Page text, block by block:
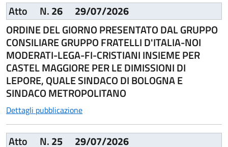
Atto N.26
29/07/2026
ORDINE DEL GIORNO PRESENTATO DAL GRUPPO
CONSILIARE GRUPPO FRATELLI D'ITALIA-NOI
MODERATI-LEGA-FI-CRISTIANI INSIEME PER
CASTEL MAGGIORE PER LE DIMISSIONI DI
LEPORE, QUALE SINDACO DI BOLOGNA E
SINDACO METROPOLITANO
Dettagli pubblicazione
Atto N.25
29/07/2026